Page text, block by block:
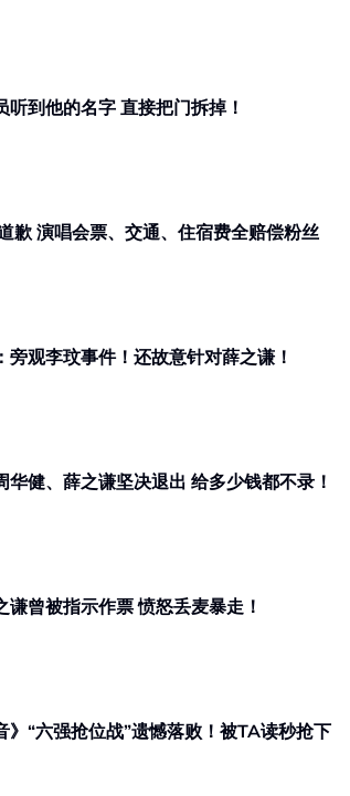
薛之谦搭高铁被困！工作人员听到他的名字 直接把门拆掉！
薛之谦高烧39度！素颜现身道歉 演唱会票、交通、住宿费全赔偿粉丝
旁观李玟事件！还故意针对薛之谦！
《好声音》停播原因曝光！周华健、薛之谦坚决退出 给多少钱都不录！
曾被指示作票 愤怒丢麦暴走！
》“六强抢位战”遗憾落败！被TA读秒抢下